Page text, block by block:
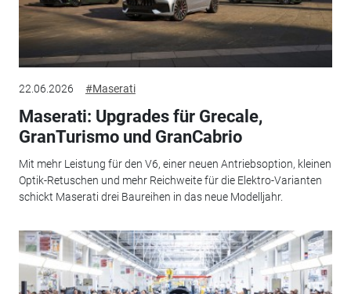
22.06.2026 #Maserati
Maserati: Upgrades für Grecale,
GranTurismo und GranCabrio
Mit mehr Leistung für den V6, einer neuen Antriebsoption, kleinen
Optik-Retuschen und mehr Reichweite für die Elektro-Varianten
schickt Maserati drei Baureihen in das neue Modelljahr.